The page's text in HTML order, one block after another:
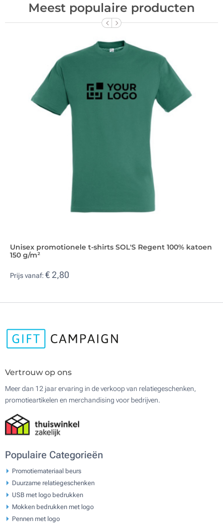
Meest populaire producten
Unisex promotionele t-shirts SOL'S Regent 100% katoen
150 g/m²
Prijs vanaf: € 2,80
Vertrouw op ons
Meer dan 12 jaar ervaring in de verkoop van relatiegeschenken,
promotieartikelen en merchandising voor bedrijven.
Populaire Categorieën
Promotiemateriaal beurs
Duurzame relatiegeschenken
USB met logo bedrukken
Mokken bedrukken met logo
Pennen met logo